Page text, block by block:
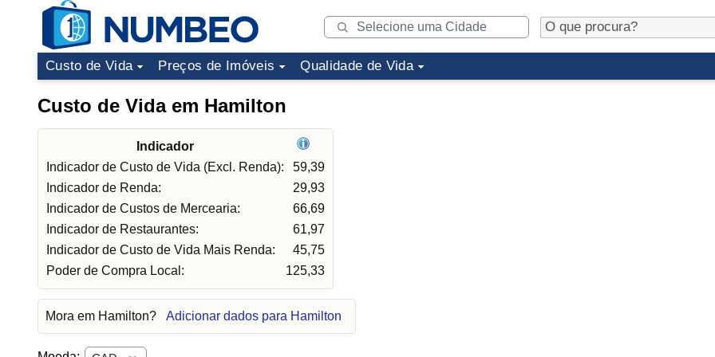
Custo de Vida Preços de Imóveis Qualidade de Vida
Custo de Vida em Hamilton
Indicador
Indicador de Custo de Vida (Excl. Renda):
59,39
Indicador de Renda:
29,93
Indicador de Custos de Mercearia:
66,69
Indicador de Restaurantes:
61,97
Indicador de Custo de Vida Mais Renda:
45,75
Poder de Compra Local:
125,33
Mora em Hamilton? Adicionar dados para Hamilton